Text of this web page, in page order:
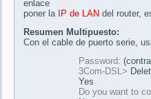
enlace
poner la IP de LAN del router,
Resumen Multipuesto:
Con el cable de puerto serie,
Password:
3Com-DSL>
Yes
Do you want to